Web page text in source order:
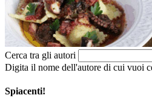
Cerca tra gli autori
Digita il nome dell'autore di cui vuoi
Spiacenti!